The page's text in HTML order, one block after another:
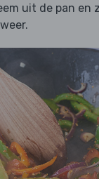
uit de pan en